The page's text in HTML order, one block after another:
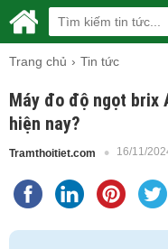
Trang chủ Tin tức
Máy đo độ ngọt brix
hiện nay?
Tramthoitiet.com 16/11/